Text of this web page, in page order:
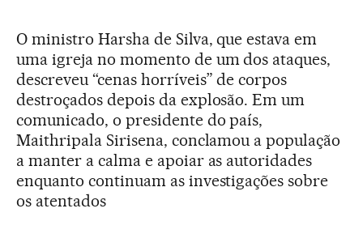
O ministro Harsha de Silva, que estava em
uma igreja no momento de um dos ataques,
descreveu “cenas horríveis” de corpos
destroçados depois da explosão. Em um
comunicado, o presidente do país,
Maithripala Sirisena, conclamou a população
a manter a calma e apoiar as autoridades
enquanto continuam as investigações sobre
os atentados